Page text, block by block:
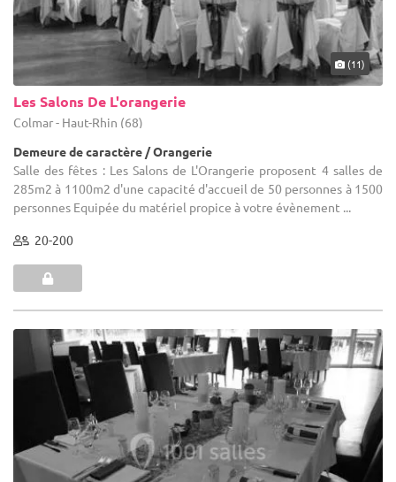
(11)
Les Salons De L'orangerie
Colmar - Haut-Rhin (68)
Demeure de caractère / Orangerie
Salle des fêtes : Les Salons de L'Orangerie proposent 4 salles de
285m2 à 1100m2 d'une capacité d'accueil de 50 personnes à 1500
personnes Equipée du matériel propice à votre évènement ...
20-200